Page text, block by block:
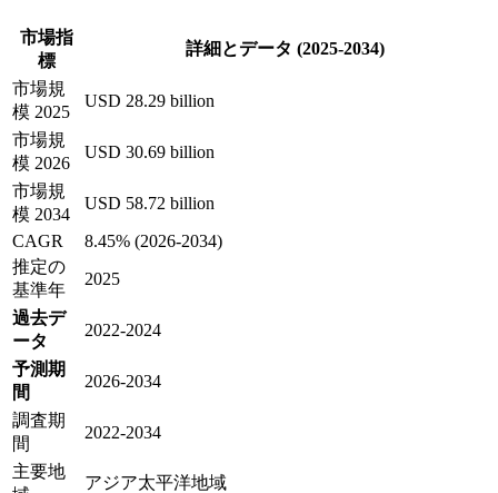
市場指
標
詳細とデータ (2025-2034)
市場規
模 2025
USD 28.29 billion
市場規
模 2026
USD 30.69 billion
市場規
模 2034
USD 58.72 billion
CAGR
8.45% (2026-2034)
推定の
基準年
2025
過去デ
ータ
2022-2024
予測期
間
2026-2034
調査期
間
2022-2034
主要地
アジア太平洋地域